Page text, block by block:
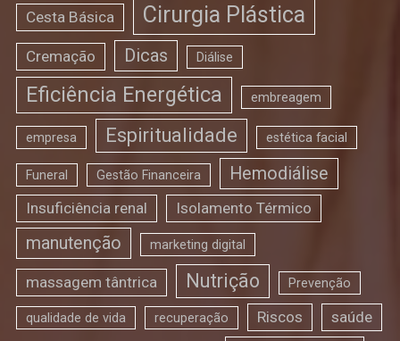
Cesta Básica Cirurgia Plástica
Cremação Dicas Diálise
Eficiência Energética embreagem
empresa Espiritualidade estética facial
Funeral Gestão Financeira Hemodiálise
Insuficiência renal Isolamento Térmico
manutenção marketing digital
massagem tântrica Nutrição Prevenção
qualidade de vida recuperação Riscos saúde